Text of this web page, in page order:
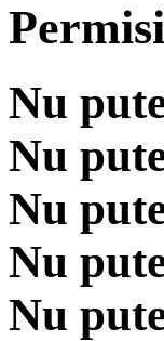
Nu
Nu
Nu
Nu
Nu